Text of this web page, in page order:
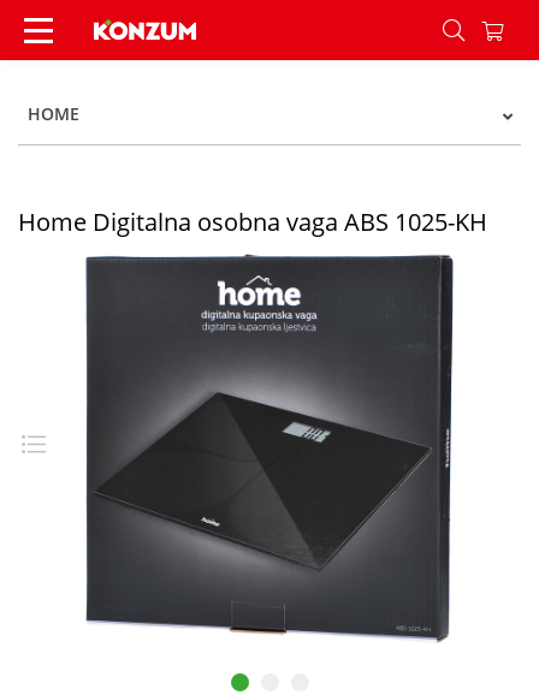
Home Digitalna osobna vaga ABS 1025-KH -
HOME
Home Digitalna osobna vaga ABS 1025-KH